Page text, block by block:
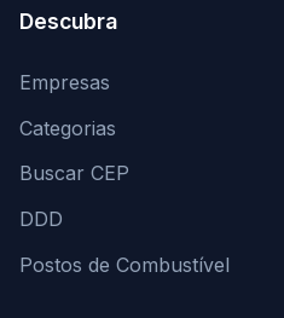
Descubra
Empresas
Categorias
Buscar CEP
DDD
Postos de Combustível